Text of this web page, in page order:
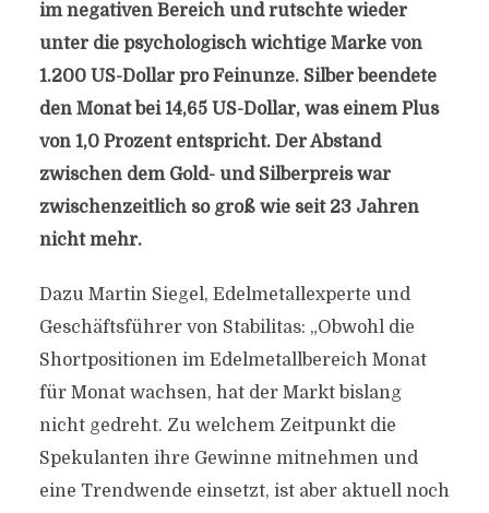
im negativen Bereich und rutschte wieder
unter die psychologisch wichtige Marke von
1.200 US-Dollar pro Feinunze. Silber beendete
den Monat bei 14,65 US-Dollar, was einem Plus
von 1,0 Prozent entspricht. Der Abstand
zwischen dem Gold- und Silberpreis war
zwischenzeitlich so groß wie seit 23 Jahren
nicht mehr.
Dazu Martin Siegel, Edelmetallexperte und
Geschäftsführer von Stabilitas: „Obwohl die
Shortpositionen im Edelmetallbereich Monat
für Monat wachsen, hat der Markt bislang
nicht gedreht. Zu welchem Zeitpunkt die
Spekulanten ihre Gewinne mitnehmen und
eine Trendwende einsetzt, ist aber aktuell noch